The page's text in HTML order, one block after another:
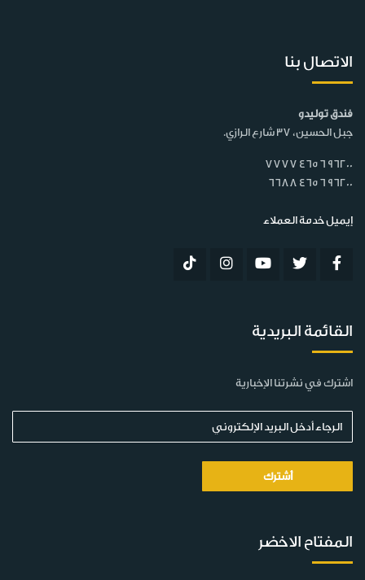
الاتصال بنا
فندق توليدو
جبل الحسين، 37 شارع الرازي.
7777 465 6 96200
6688 465 6 96200
إيميل خدمة العملاء
القائمة البريدية
اشترك في نشرتنا الإخبارية
المفتاح الاخضر